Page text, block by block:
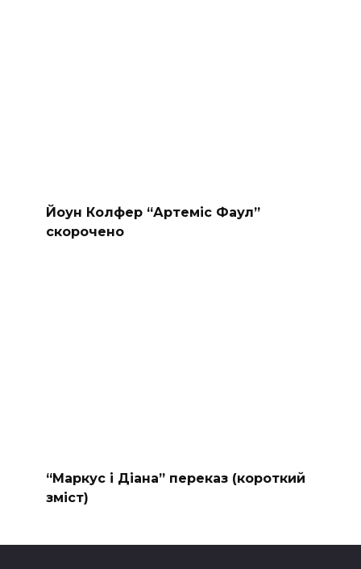
Йоун Колфер “Артеміс Фаул”
скорочено
“Маркус і Діана” переказ (короткий
зміст)